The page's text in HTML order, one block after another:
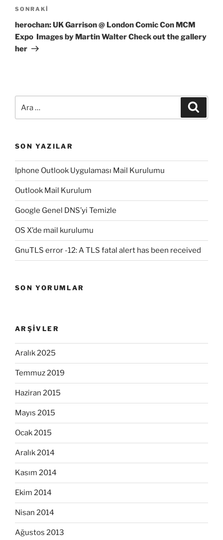
Sonraki
Yazı
SONRAKI
herochan: UK Garrison @ London Comic Con MCM
Expo Images by Martin Walter Check out the gallery
her
SON YAZILAR
Iphone Outlook Uygulaması Mail Kurulumu
Outlook Mail Kurulum
Google Genel DNS’yi Temizle
OS X’de mail kurulumu
GnuTLS error -12: A TLS fatal alert has been received
SON YORUMLAR
ARŞIVLER
Aralık 2025
Temmuz 2019
Haziran 2015
Mayıs 2015
Ocak 2015
Aralık 2014
Kasım 2014
Ekim 2014
Nisan 2014
Ağustos 2013